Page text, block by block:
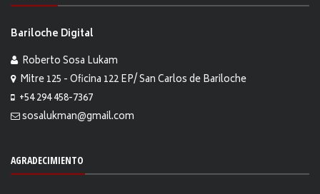
Bariloche Digital
Roberto Sosa Lukam
Mitre 125 - Oficina 122 EP/ San Carlos de Bariloche
+54 294 458-7367
sosalukman@gmail.com
AGRADECIMIENTO